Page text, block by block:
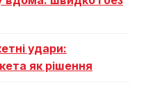
удари:
як рішення